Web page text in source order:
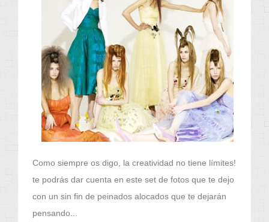
Como siempre os digo, la creatividad no tiene límites!
te podrás dar cuenta en este set de fotos que te dejo
con un sin fin de peinados alocados que te dejarán
pensando...